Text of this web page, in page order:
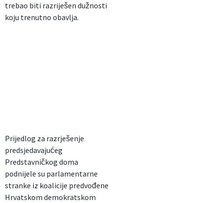
trebao biti razriješen dužnosti
koju trenutno obavlja.
Prijedlog za razrješenje
predsjedavajućeg
Predstavničkog doma
podnijele su parlamentarne
stranke iz koalicije predvođene
Hrvatskom demokratskom